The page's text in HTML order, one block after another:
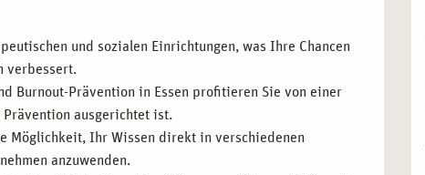
und sozialen Einrichtungen, was Ihre Chancen
verbessert.
Burnout-Prävention in Essen profitieren Sie von einer
ausgerichtet ist.
Möglichkeit, Ihr Wissen direkt in verschiedenen
anzuwenden.